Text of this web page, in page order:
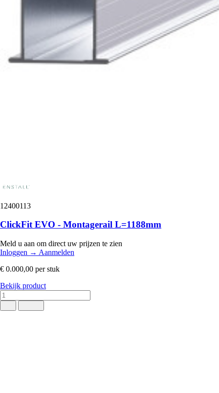
12400113
ClickFit EVO - Montagerail L=1188mm
Meld u aan om direct uw prijzen te zien
Inloggen → Aanmelden
€ 0.000,00 per stuk
Bekijk product